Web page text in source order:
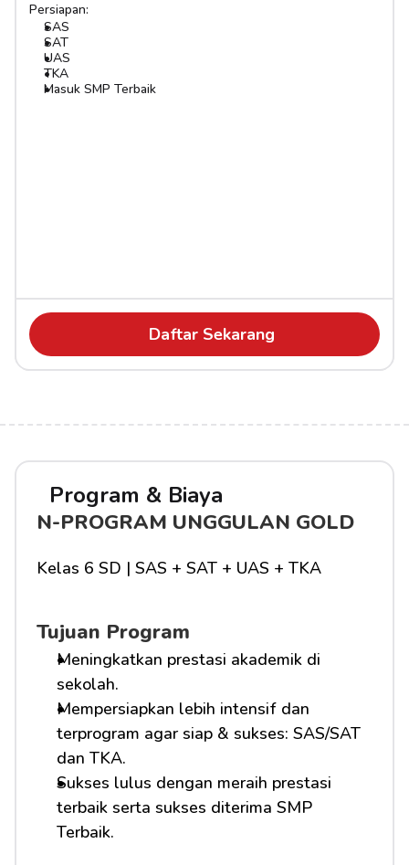
Persiapan:
SAS
SAT
UAS
TKA
Masuk SMP Terbaik
Daftar Sekarang
Program & Biaya
N-PROGRAM UNGGULAN GOLD
Kelas 6 SD | SAS + SAT + UAS + TKA
Tujuan Program
Meningkatkan prestasi akademik di
sekolah.
Mempersiapkan lebih intensif dan
terprogram agar siap & sukses: SAS/SAT
dan TKA.
Sukses lulus dengan meraih prestasi
terbaik serta sukses diterima SMP
Terbaik.